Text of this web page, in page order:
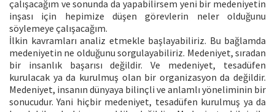
çalışacağım ve sonunda da yapabilirsem yeni bir medeniyetin
inşası için hepimize düşen görevlerin neler olduğunu
söylemeye çalışacağım.
İlkin kavramları analiz etmekle başlayabiliriz. Bu bağlamda
medeniyetin ne olduğunu sorgulayabiliriz. Medeniyet, sıradan
bir insanlık başarısı değildir. Ve medeniyet, tesadüfen
kurulacak ya da kurulmuş olan bir organizasyon da değildir.
Medeniyet, insanın dünyaya bilinçli ve anlamlı yöneliminin bir
sonucudur. Yani hiçbir medeniyet, tesadüfen kurulmuş ya da